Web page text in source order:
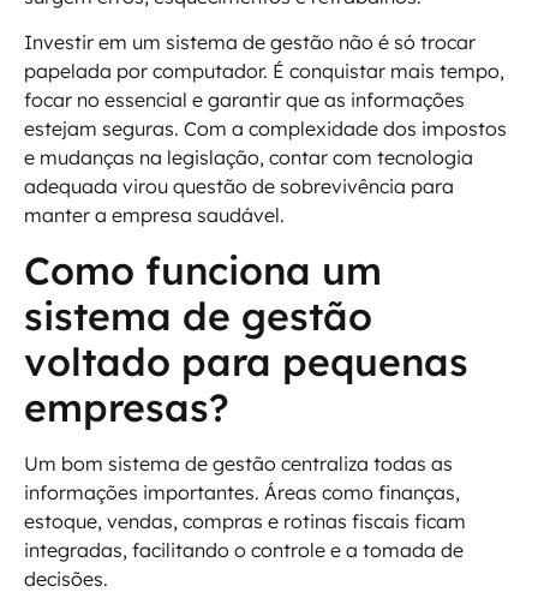
Investir em um sistema de gestão não é só trocar
papelada por computador. É conquistar mais tempo,
focar no essencial e garantir que as informações
estejam seguras. Com a complexidade dos impostos
e mudanças na legislação, contar com tecnologia
adequada virou questão de sobrevivência para
manter a empresa saudável.
Como funciona um
sistema de gestão
voltado para pequenas
empresas?
Um bom sistema de gestão centraliza todas as
informações importantes. Áreas como finanças,
estoque, vendas, compras e rotinas fiscais ficam
integradas, facilitando o controle e a tomada de
decisões.